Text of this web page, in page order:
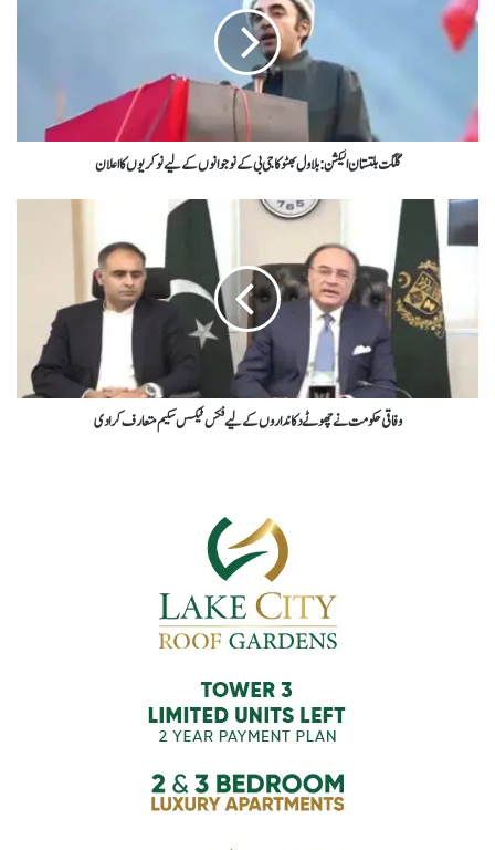
گلگت بلتستان الیکشن : بلاول بھٹو کا جی بی کے نوجوانوں کےلیے نوکریوں کا اعلان
وفاقی حکومت نے چھوٹے دکانداروں کےلیے فکس ٹیکس سکیم متعارف کرادی